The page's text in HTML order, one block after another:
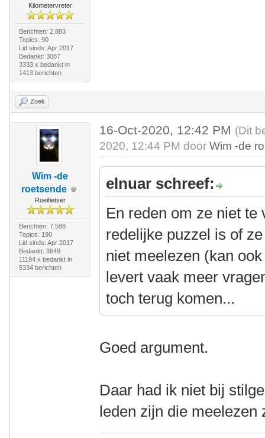
Kilometervreter
Berichten: 2.883
Topics: 90
Lid sinds: Apr 2017
Bedankt: 3087
3333 x bedankt in
1413 berichten
Zoek
Wim -de
roetsende
Roeifietser
Berichten: 7.588
Topics: 190
Lid sinds: Apr 2017
Bedankt: 3649
11194 x bedankt in
5334 berichten
16-Oct-2020, 12:42 PM (Dit
2020, 12:44 PM doorWim -de
elnuar schreef:
En reden om ze niet
redelijke puzzel is of
niet meelezen (kan
levert vaak meer
toch terug komen...
Goed argument.
Daar had ik niet bij
leden zijn die meelezen